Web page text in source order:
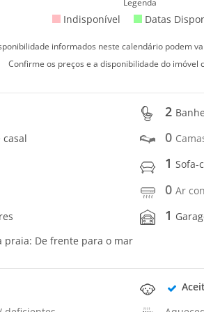
Legenda
Indisponível Datas
informados neste calendário podem
Confirme os preços e a disponibilidade do imóvel
2
casal 0
1Sofa-
0Ar
1
praia: De frente para o mar